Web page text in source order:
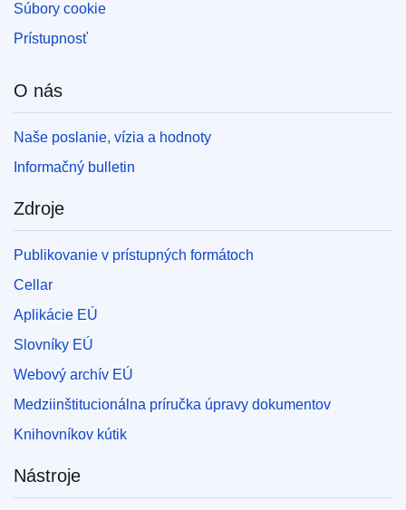
Súbory cookie
Prístupnosť
O nás
Naše poslanie, vízia a hodnoty
Informačný bulletin
Zdroje
Publikovanie v prístupných formátoch
Cellar
Aplikácie EÚ
Slovníky EÚ
Webový archív EÚ
Medziinštitucionálna príručka úpravy dokumentov
Knihovníkov kútik
Nástroje